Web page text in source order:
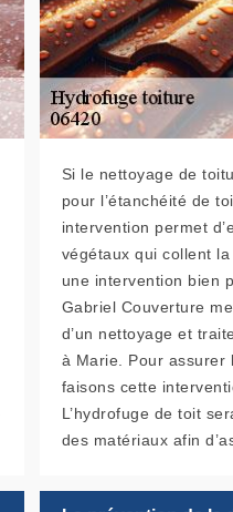
Si le nettoyage de
pour l’étanchéité de
intervention permet
végétaux qui collent
une intervention bien
Gabriel Couverture
d’un nettoyage et
à Marie. Pour assurer
faisons cette
L’hydrofuge de toit
des matériaux afin